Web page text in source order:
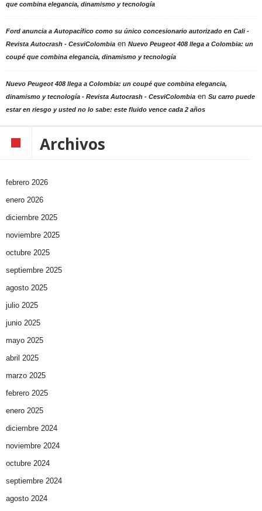
que combina elegancia, dinamismo y tecnología
Ford anuncia a Autopacífico como su único concesionario autorizado en Cali -
Revista Autocrash - CesviColombia en Nuevo Peugeot 408 llega a Colombia: un
coupé que combina elegancia, dinamismo y tecnología
Nuevo Peugeot 408 llega a Colombia: un coupé que combina elegancia,
dinamismo y tecnología - Revista Autocrash - CesviColombia en Su carro puede
estar en riesgo y usted no lo sabe: este fluido vence cada 2 años
Archivos
febrero 2026
enero 2026
diciembre 2025
noviembre 2025
octubre 2025
septiembre 2025
agosto 2025
julio 2025
junio 2025
mayo 2025
abril 2025
marzo 2025
febrero 2025
enero 2025
diciembre 2024
noviembre 2024
octubre 2024
septiembre 2024
agosto 2024